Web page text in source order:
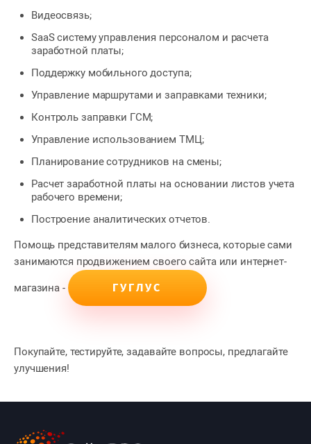
Видеосвязь;
SaaS систему управления персоналом и расчета
заработной платы;
Поддержку мобильного доступа;
Управление маршрутами и заправками техники;
Контроль заправки ГСМ;
Управление использованием ТМЦ;
Планирование сотрудников на смены;
Расчет заработной платы на основании листов учета
рабочего времени;
Построение аналитических отчетов.
Помощь представителям малого бизнеса, которые сами
занимаются продвижением своего сайта или интернет-
магазина - ГУГЛУС
Покупайте, тестируйте, задавайте вопросы, предлагайте
улучшения!